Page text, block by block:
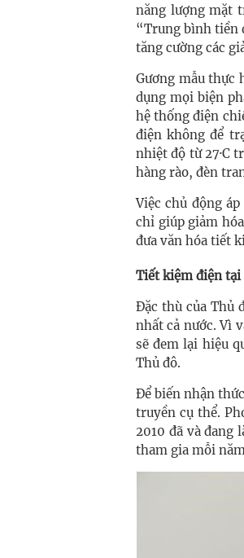
năng lượng mặt
“Trung bình tiền
tăng cường các
Gương mẫu thực
dụng mọi biện
hệ thống điện
điện không để
nhiệt độ từ 27·C
hàng rào, đèn
Việc chủ động
chỉ giúp giảm
đưa văn hóa tiết
Tiết kiệm điện
Đặc thù của Thủ
nhất cả nước. Vì
sẽ đem lại hiệu
Thủ đô.
Để biến nhận
truyền cụ thể.
2010 đã và
tham gia mỗi